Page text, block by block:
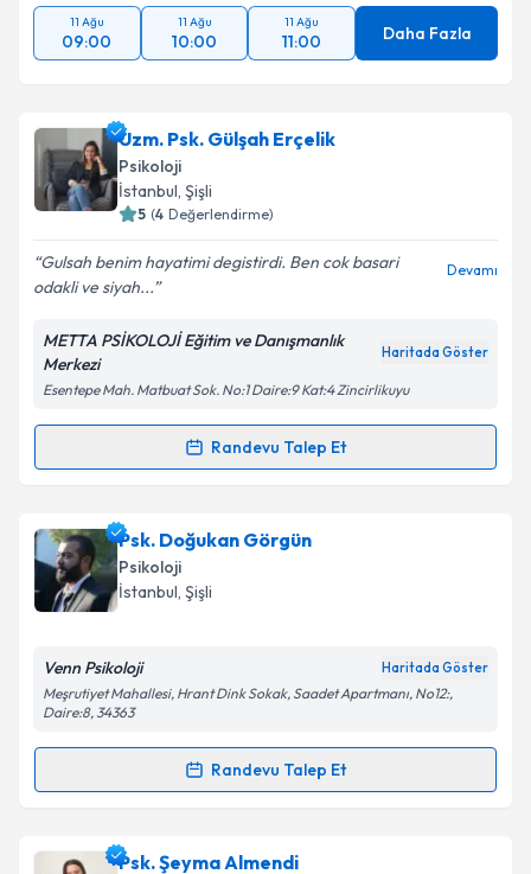
11 Ağu
09:00
11 Ağu
10:00
11 Ağu
11:00 Daha Fazla
Uzm. Psk. Gülşah Erçelik
Psikoloji
İstanbul, Şişli
5 (4 Değerlendirme)
Gulsah benim hayatimi degistirdi. Ben cok basari
odakli ve siyah...
Devamı
METTA PSİKOLOJİ Eğitim ve Danışmanlık
Merkezi
Haritada Göster
Esentepe Mah. Matbuat Sok. No:1 Daire:9 Kat:4 Zincirlikuyu
Randevu Talep Et
Randevu Takvimi Talebi
Uzm. Psk. Gülşah Erçelikiçin randevu takvimi talebi
oluşturun. Size bu uzmandan randevu almanız için bir
takvim hazırlandığında e-posta ile bilgilendireceğiz.
Kişisel verilerimin işlenmesine ilişkinAydınlatma
'ni okudum ve kişisel verilerimin belirtilen
kapsamda işlenmesini kabul ediyorum.
Psk. Doğukan Görgün
Psikoloji
İstanbul, Şişli
Venn Psikoloji Haritada Göster
Meşrutiyet Mahallesi, Hrant Dink Sokak, Saadet Apartmanı, No12:,
Daire:8, 34363
Randevu Talep Et
Randevu Takvimi Talebi
Psk. Doğukan Görgüniçin randevu takvimi talebi
Psk. Şeyma Almendi